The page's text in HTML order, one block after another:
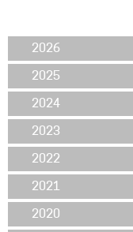
2026
2025
2024
2023
2022
2021
2020